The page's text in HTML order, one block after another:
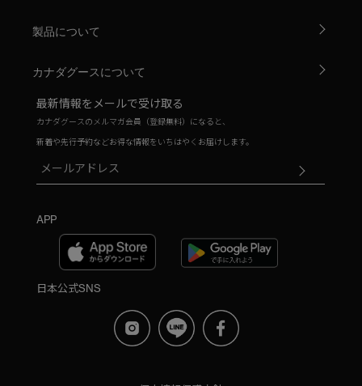
製品について
カナダグースについて
最新情報をメールで受け取る
カナダグースのメルマガ会員（登録無料）になると、
新着や先行予約などお得な情報をいちはやくお届けします。
APP
日本公式SNS